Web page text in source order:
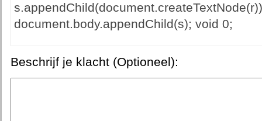
document.body.appendChild(s); void 0;
Beschrijf je klacht (Optioneel):